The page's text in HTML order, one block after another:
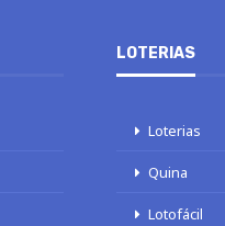
LOTERIAS
Loterias
Quina
Lotofácil